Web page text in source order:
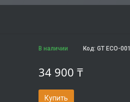
В наличии Код: GT ECO-001
34 900 ₸
Купить